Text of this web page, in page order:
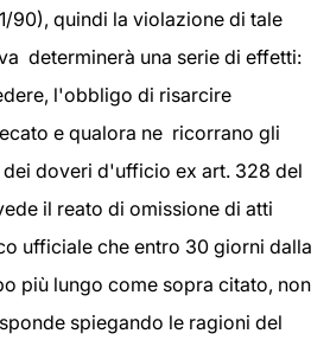
90), quindi la violazione di tale
determinerà una serie di effetti:
l'obbligo di risarcire
e qualora ne ricorrano gli
doveri d'ufficio ex art. 328 del
il reato di omissione di atti
ufficiale che entro 30 giorni dalla
più lungo come sopra citato, non
spiegando le ragioni del